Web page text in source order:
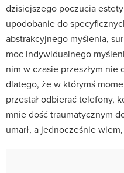
dzisiejszego poczucia
upodobanie do
abstrakcyjnego myślenia,
moc indywidualnego
nim w czasie przeszłym
dlatego, że w którymś
przestał odbierać telefony,
mnie dość traumatycznym
umarł, a jednocześnie